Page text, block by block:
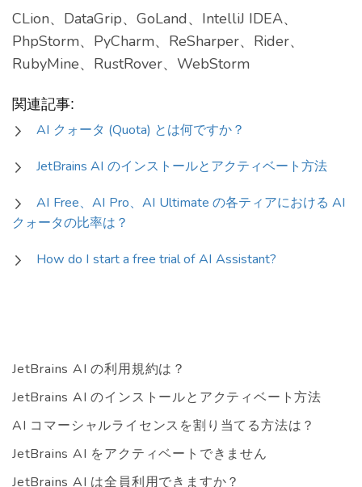
CLion、DataGrip、GoLand、IntelliJ IDEA、
PhpStorm、PyCharm、ReSharper、Rider、
RubyMine、RustRover、WebStorm
関連記事:
AI クォータ (Quota) とは何ですか？
JetBrains AI のインストールとアクティベート方法
AI Free、AI Pro、AI Ultimate の各ティアにおける AI
クォータの比率は？
How do I start a free trial of AI Assistant?
JetBrains AI の利用規約は？
JetBrains AI のインストールとアクティベート方法
AI コマーシャルライセンスを割り当てる方法は？
JetBrains AI をアクティベートできません
JetBrains AI は全員利用できますか？